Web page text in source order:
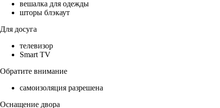
вешалка для одежды
шторы блэкаут
Для досуга
телевизор
Smart TV
Обратите внимание
самоизоляция разрешена
Оснащение двора